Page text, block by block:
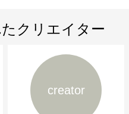
クリエイター
creator